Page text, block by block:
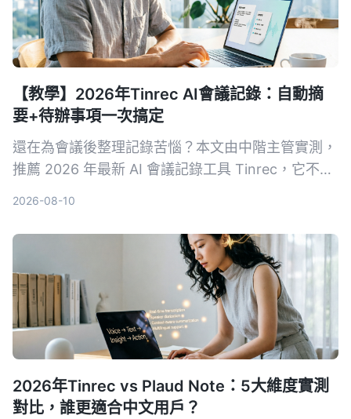
【教學】2026年Tinrec AI會議記錄：自動摘
要+待辦事項一次搞定
還在為會議後整理記錄苦惱？本文由中階主管實測，
推薦 2026 年最新 AI 會議記錄工具 Tinrec，它不只
2026-08-10
2026年Tinrec vs Plaud Note：5大維度實測
對比，誰更適合中文用戶？